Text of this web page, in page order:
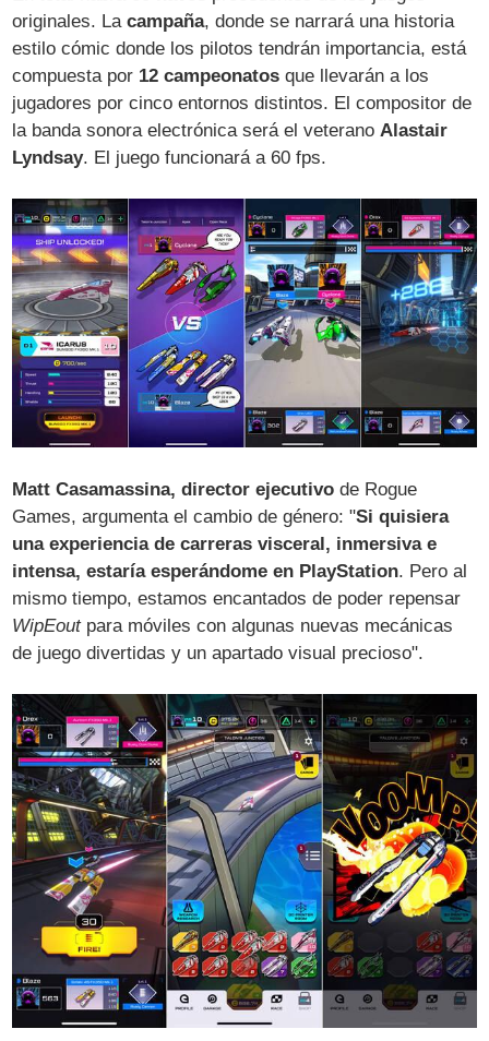
originales. Lacampaña, donde se narrará una historia
estilo cómic donde los pilotos tendrán importancia, está
compuesta por 12 campeonatos que llevarán a los
jugadores por cinco entornos distintos. El compositor de
la banda sonora electrónica será el veterano Alastair
Lyndsay. El juego funcionará a 60 fps.
Matt Casamassina, director ejecutivo de Rogue
Games, argumenta el cambio de género: "Si quisiera
una experiencia de carreras visceral, inmersiva e
intensa, estaría esperándome en PlayStation. Pero al
mismo tiempo, estamos encantados de poder repensar
WipEoutpara móviles con algunas nuevas mecánicas
de juego divertidas y un apartado visual precioso".